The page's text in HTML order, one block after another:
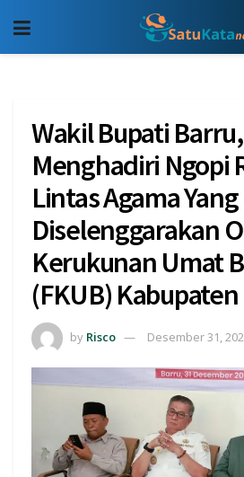
Wakil Bupati Barru,
Menghadiri Ngopi
Lintas Agama Yang
Diselenggarakan
Kerukunan Umat
(FKUB)
by Risco Desember 31,